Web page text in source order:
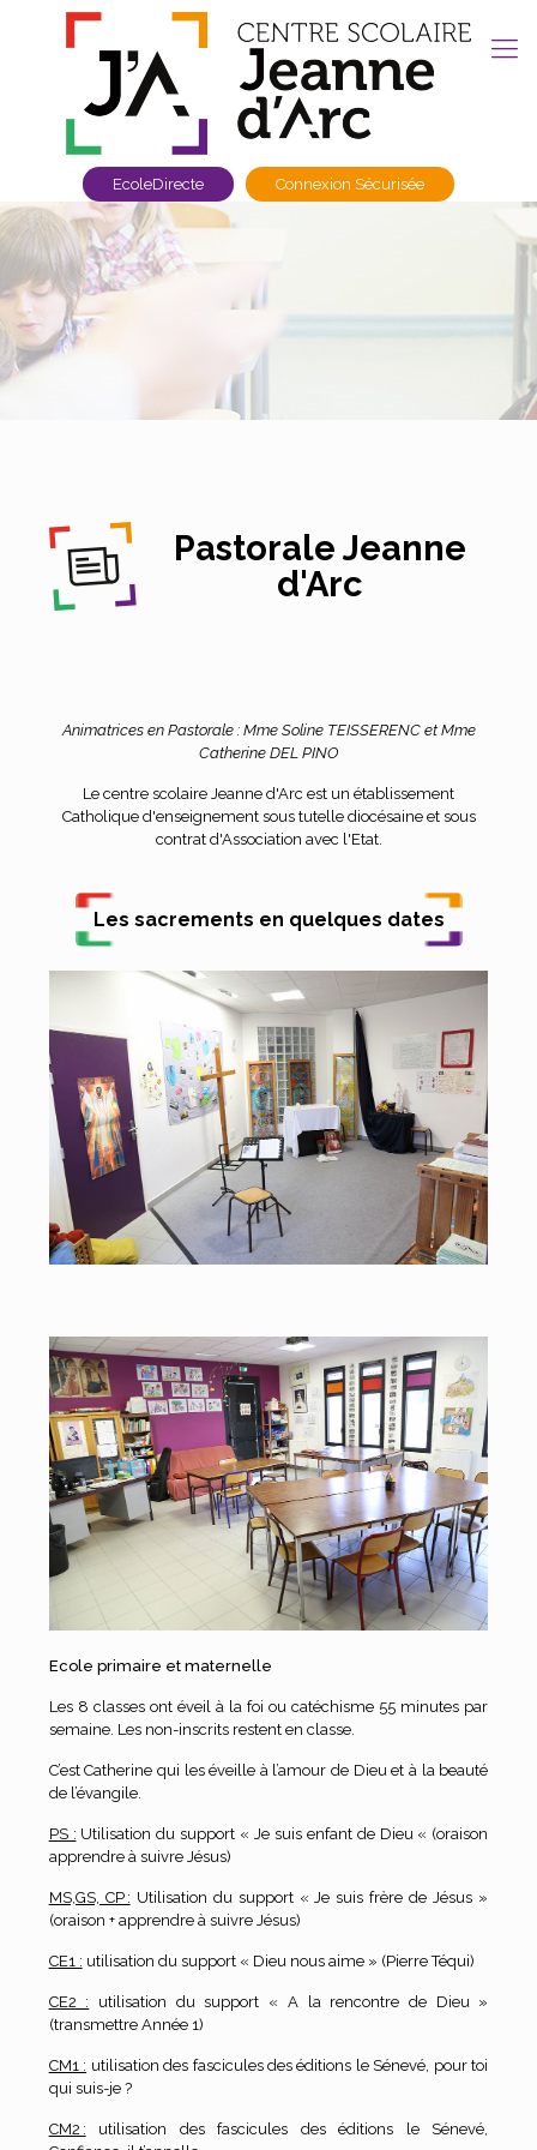
Connexion Sécurisée
EcoleDirecte
Pastorale Jeanne
d'Arc
Animatrices en Pastorale : Mme Soline TEISSERENC et Mme
Catherine DEL PINO
Le centre scolaire Jeanne d'Arc est un établissement
Catholique d'enseignement sous tutelle diocésaine et sous
contrat d'Association avec l'Etat.
Les sacrements en quelques dates
Ecole primaire et maternelle
Les 8 classes ont éveil à la foi ou catéchisme 55 minutes par
semaine. Les non-inscrits restent en classe.
C’est Catherine qui les éveille à l’amour de Dieu et à la beauté
de l’évangile.
PS : Utilisation du support « Je suis enfant de Dieu « (oraison
apprendre à suivre Jésus)
MS,GS, CP : Utilisation du support « Je suis frère de Jésus »
(oraison + apprendre à suivre Jésus)
CE1 : utilisation du support « Dieu nous aime » (Pierre Téqui)
CE2 : utilisation du support « A la rencontre de Dieu »
(transmettre Année 1)
CM1 : utilisation des fascicules des éditions le Sénevé, pour toi
qui suis-je ?
CM2 : utilisation des fascicules des éditions le Sénevé,